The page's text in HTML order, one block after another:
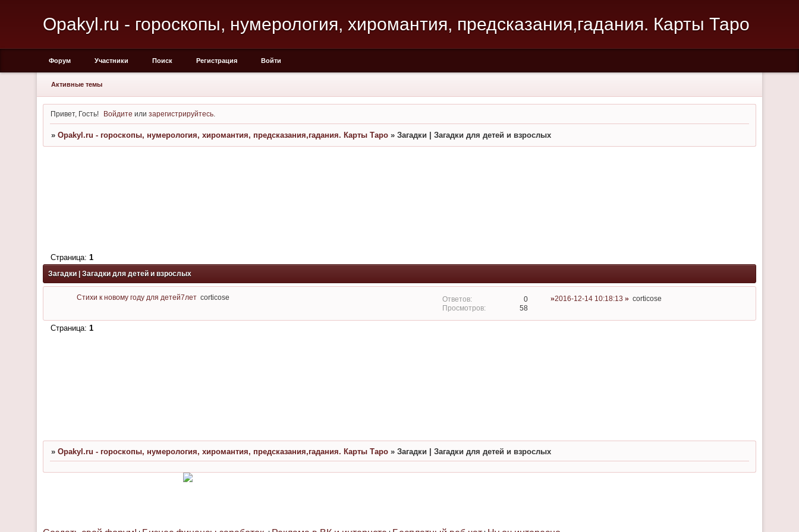
Opakyl.ru - гороскопы, нумерология, хиромантия, предсказания,гадания. Карты Таро
Форум Участники Поиск Регистрация Войти
Активные темы
Привет, Гость! Войдите илизарегистрируйтесь
» Opakyl.ru - гороскопы, нумерология, хиромантия, предсказания,гадания. Карты Таро » Загадки | Загадки для детей и взрослых
Загадки | Загадки для детей и взрослых
Страница: 1
Стихи к новому году для детей7лет corticose
0
58
2016-12-14 10:18:13 corticose
Страница: 1
» Opakyl.ru - гороскопы, нумерология, хиромантия, предсказания,гадания. Карты Таро » Загадки | Загадки для детей и взрослых